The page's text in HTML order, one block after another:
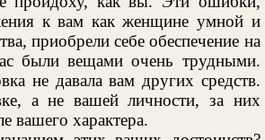
к вам как женщине умной и
приобрели себе обеспечение на
были вещами очень трудными.
не давала вам других средств.
а не вашей личности, за них
вашего характера.